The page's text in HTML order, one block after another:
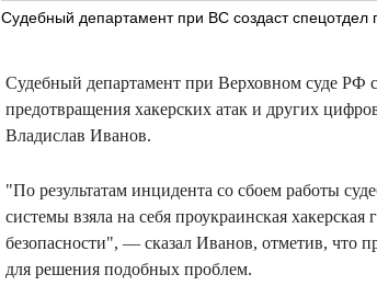
Судебный департамент при ВС создаст спецотдел
Судебный департамент при Верховном суде РФ
предотвращения хакерских атак и других
Владислав Иванов.
"По результатам инцидента со сбоем работы
системы взяла на себя проукраинская
безопасности", — сказал Иванов, отметив, что
для решения подобных проблем.